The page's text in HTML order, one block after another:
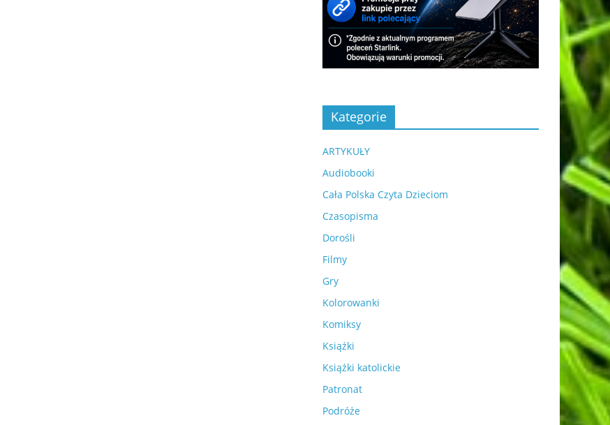
Kategorie
ARTYKUŁY
Audiobooki
Cała Polska Czyta Dzieciom
Czasopisma
Dorośli
Filmy
Gry
Kolorowanki
Komiksy
Książki
Książki katolickie
Patronat
Podróże